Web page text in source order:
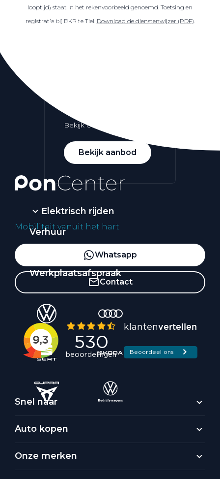
Škoda
CUPRA
Bekijk ons aanbod
Bekijk aanbod
Elektrisch rijden
Verhuur
Vestigingen
Werkplaatsafspraak
looptijd) staat in het rekenvoorbeeld genoemd. Toetsing en
registratie bij BKR te Tiel. Download de dienstenwijzer (PDF).
Mobiliteit vanuit het hart
Whatsapp
Contact
Snel naar
Auto kopen
Onze merken